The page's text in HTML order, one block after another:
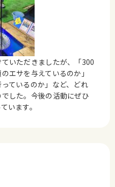
いただきましたが、「300
エサを与えているのか」
ているのか」など、どれ
した。今後の活動にぜひ
います。